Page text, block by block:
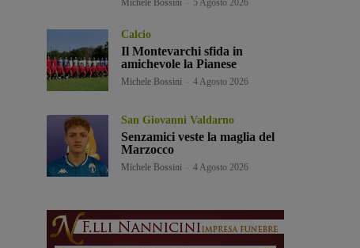
Michele Bossini 5 Agosto 2026
Calcio
Il Montevarchi sfida in
amichevole la Pianese
Michele Bossini 4 Agosto 2026
San Giovanni Valdarno
Senzamici veste la maglia del
Marzocco
Michele Bossini 4 Agosto 2026